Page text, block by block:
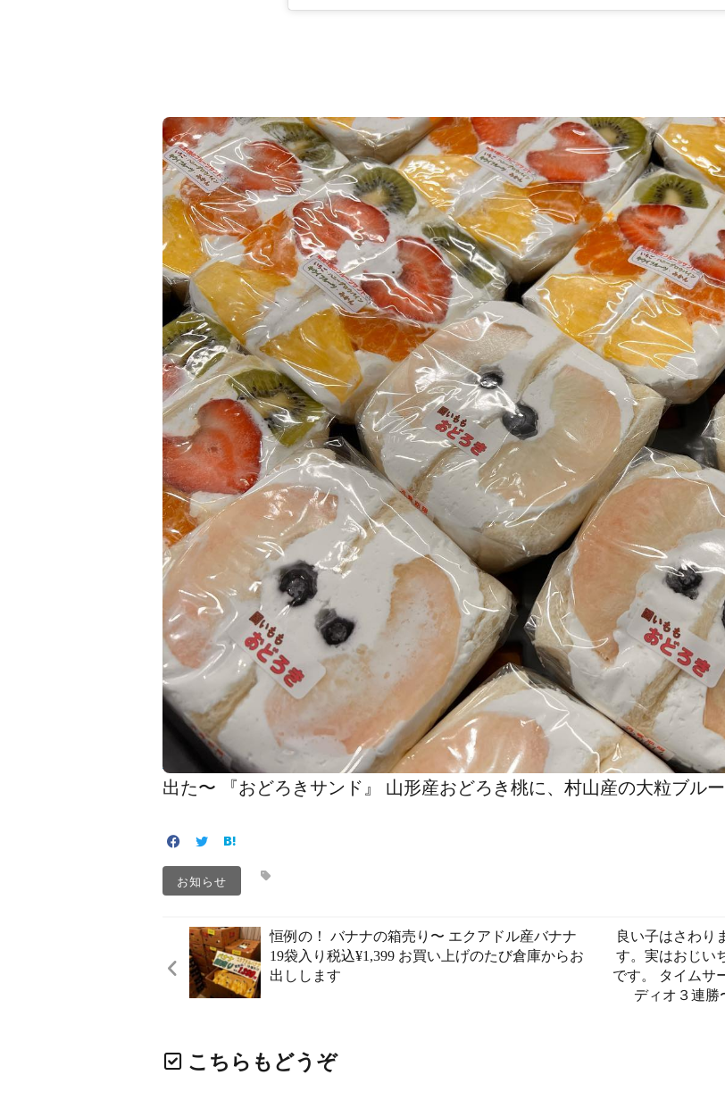
出た〜 『おどろきサンド️』 山形産おどろき桃に、村山産の大粒ブル
お知らせ
恒例の！ バナナの箱売り〜️ エクアドル産バナナ
19袋入り税込¥1,399 お買い上げのたび倉庫からお
出しします
良い子はさわり
す。実はおじい
です。 タイムサ
ディオ３連勝
こちらもどうぞ